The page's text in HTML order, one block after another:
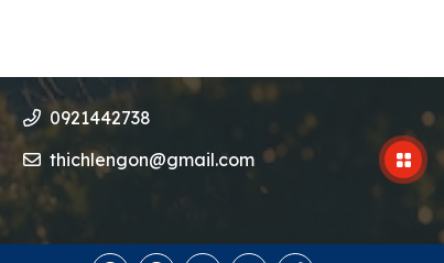
0921442738
thichlengon@gmail.com